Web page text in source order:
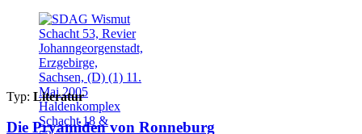
Typ: Literatur
Die Pryamiden von Ronneburg